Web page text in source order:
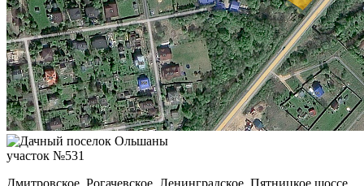
участок №531
Дмитровское, Рогачевское, Ленинградское, Пятницкое шоссе